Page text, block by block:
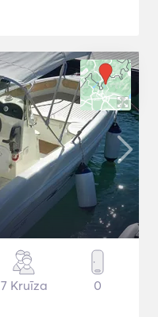
7 Kruīza 0